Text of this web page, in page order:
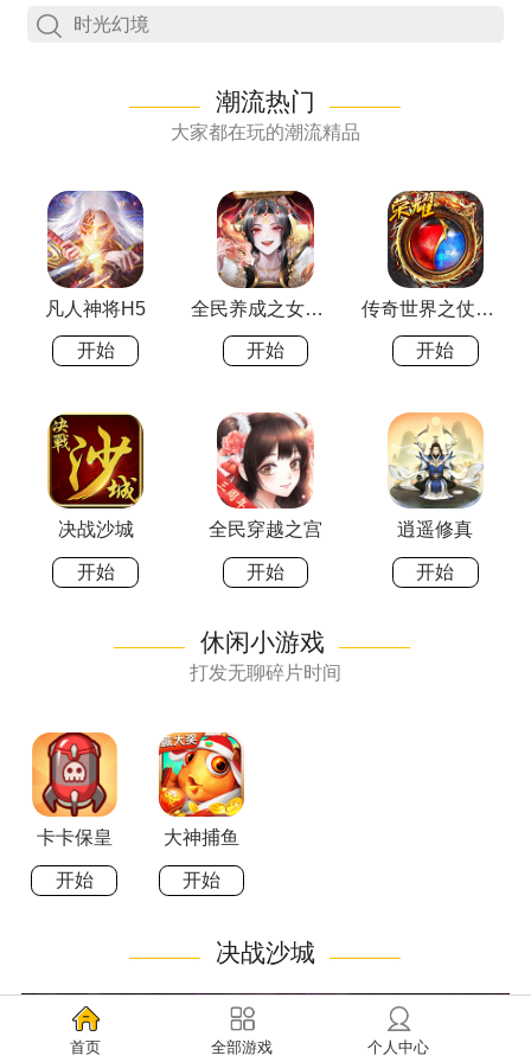
潮流热门
大家都在玩的潮流精品
凡人神将H5
开始
全民养成之女皇陛下
开始
传奇世界之仗剑天涯
开始
决战沙城
开始
全民穿越之宫
开始
逍遥修真
开始
休闲小游戏
打发无聊碎片时间
卡卡保皇
开始
大神捕鱼
开始
决战沙城
首页 全部游戏 个人中心